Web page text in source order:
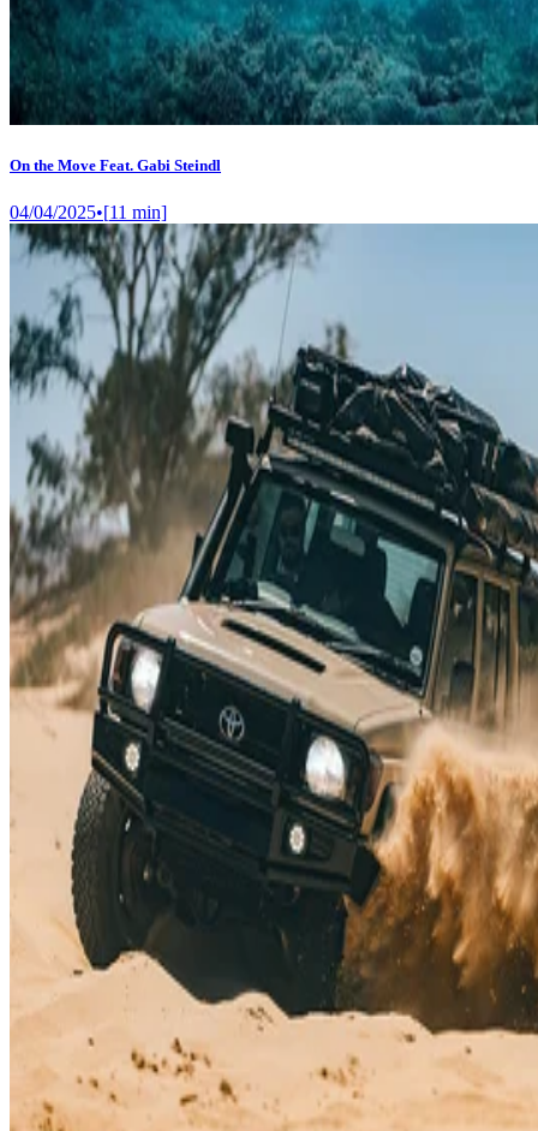
On the Move Feat. Gabi Steindl
04/04/2025•[11 min]